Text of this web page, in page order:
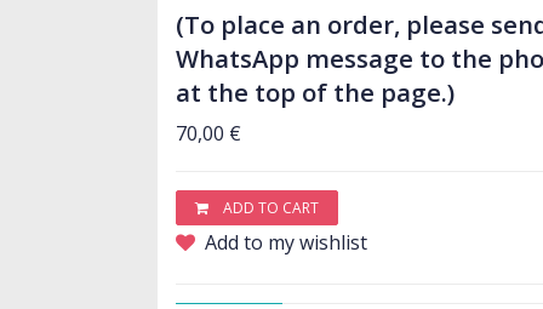
(To place an order, please
WhatsApp message to the
at the top of the page.)
70,00 €
ADD TO CART
Add to my wishlist